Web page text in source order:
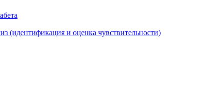
(идентификация и оценка чувствительности)